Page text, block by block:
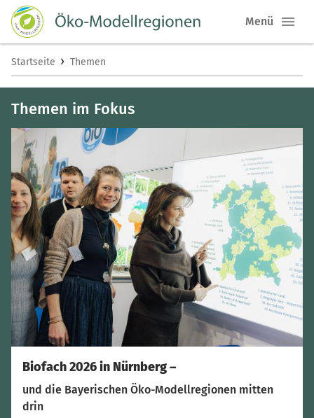
Menü
Startseite › Themen
Themen im Fokus
Biofach 2026 in Nürnberg –
und die Bayerischen Öko-Modellregionen mitten
drin